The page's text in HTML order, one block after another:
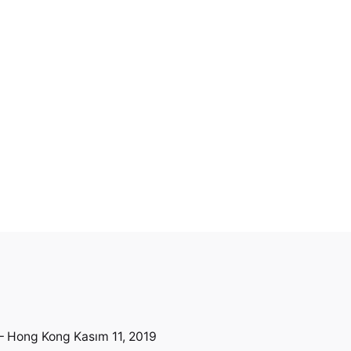
Hong Kong Kasım 11, 2019